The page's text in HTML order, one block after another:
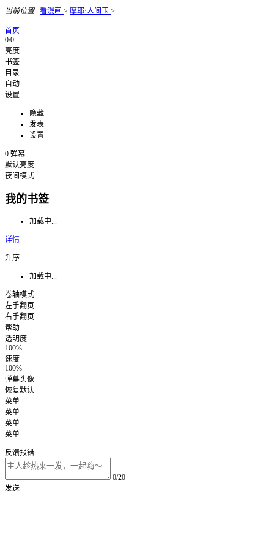
当前位置: 看漫画 > 摩耶·人间玉 >
首页
0/0
亮度
书签
目录
自动
设置
隐藏
发表
设置
0 弹幕
默认亮度
夜间模式
我的书签
加载中...
详情
升序
加载中...
卷轴模式
左手翻页
右手翻页
帮助
透明度
100%
速度
100%
弹幕头像
恢复默认
菜单
菜单
菜单
菜单
反馈报错
0/20
发送